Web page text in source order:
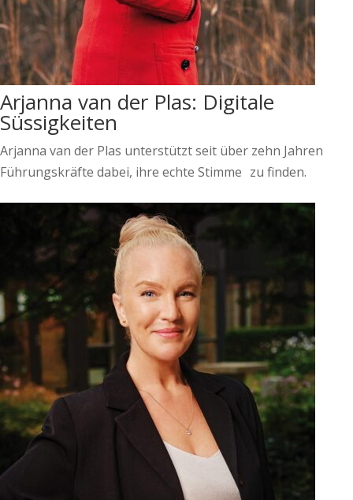
Arjanna van der Plas: Digitale
Süssigkeiten
Arjanna van der Plas unterstützt seit über zehn Jahren
Führungskräfte dabei, ihre echte Stimme zu finden.